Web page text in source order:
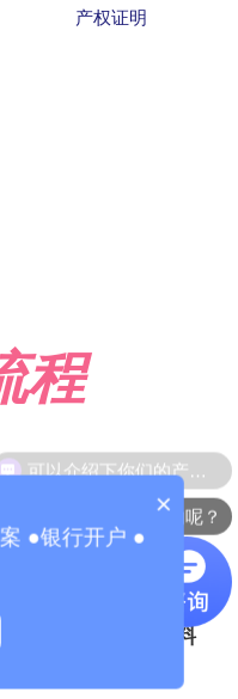
产权证明
程
2.提交材料
你们是怎么收费的呢？
×
●银行开户 ●